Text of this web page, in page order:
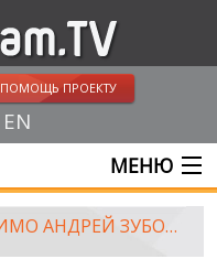
ПОМОЩЬ ПРОЕКТУ
EN
МЕНЮ
ПРОФЕССОР МГИМО АНДРЕЙ ЗУБОВ О МАРШЕ МИРА